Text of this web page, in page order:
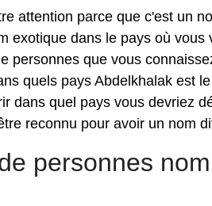
attention parce que c'est un
exotique dans le pays où
personnes que vous
quels pays Abdelkhalak est
dans quel pays vous devriez
reconnu pour avoir un nom
personnes